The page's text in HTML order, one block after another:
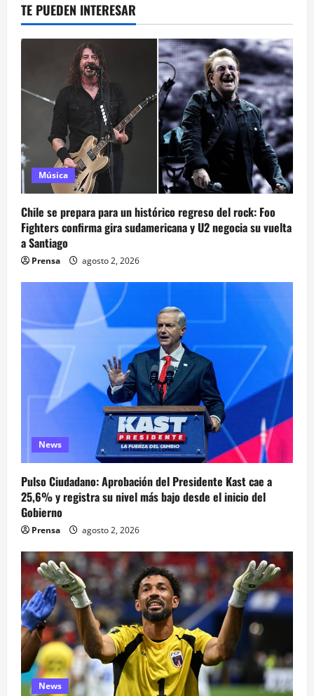
TE PUEDEN INTERESAR
Música
Chile se prepara para un histórico regreso del rock: Foo
Fighters confirma gira sudamericana y U2 negocia su vuelta
a Santiago
Prensa agosto 2, 2026
News
Pulso Ciudadano: Aprobación del Presidente Kast cae a
25,6% y registra su nivel más bajo desde el inicio del
Gobierno
Prensa agosto 2, 2026
News